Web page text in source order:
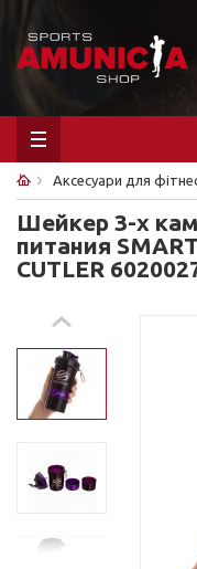
Аксесуари для
Шейкер 3-х
питания
CUTLER